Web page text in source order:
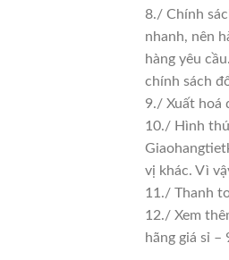
8./ Chính
nhanh, nên
hàng yêu
chính sách
9./ Xuất hoá
10./ Hình
vị khác. Vì
11./ Thanh
12./ Xem
hãng giá sỉ –